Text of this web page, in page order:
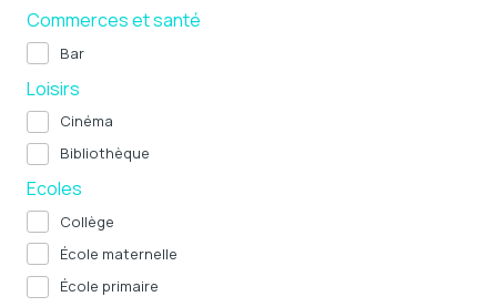
Commerces et santé
Bar
Loisirs
Cinéma
Bibliothèque
Ecoles
Collège
École maternelle
École primaire